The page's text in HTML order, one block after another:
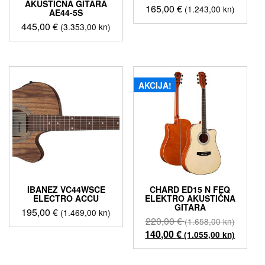
AKUSTIČNA GITARA
AE44-5S
445,00€ (3.353,00 kn)
165,00 € (1.243,00 kn)
IBANEZ VC44WSCE
ELECTRO ACCU
195,00€ (1.469,00 kn)
AKCIJA!
CHARD ED15 N FEQ
ELEKTRO AKUSTIČNA
GITARA
220,00€ (1.658,00 kn)Izvorna
cijena
bila
140,00€ (1.055,00 kn)
cijena